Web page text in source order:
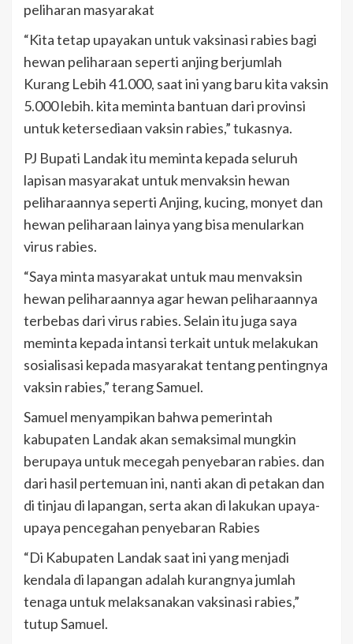
peliharan masyarakat
“Kita tetap upayakan untuk vaksinasi rabies bagi
hewan peliharaan seperti anjing berjumlah
Kurang Lebih 41.000, saat ini yang baru kita vaksin
5.000 lebih. kita meminta bantuan dari provinsi
untuk ketersediaan vaksin rabies,” tukasnya.
PJ Bupati Landak itu meminta kepada seluruh
lapisan masyarakat untuk menvaksin hewan
peliharaannya seperti Anjing, kucing, monyet dan
hewan peliharaan lainya yang bisa menularkan
virus rabies.
“Saya minta masyarakat untuk mau menvaksin
hewan peliharaannya agar hewan peliharaannya
terbebas dari virus rabies. Selain itu juga saya
meminta kepada intansi terkait untuk melakukan
sosialisasi kepada masyarakat tentang pentingnya
vaksin rabies,” terang Samuel.
Samuel menyampikan bahwa pemerintah
kabupaten Landak akan semaksimal mungkin
berupaya untuk mecegah penyebaran rabies. dan
dari hasil pertemuan ini, nanti akan di petakan dan
di tinjau di lapangan, serta akan di lakukan upaya-
upaya pencegahan penyebaran Rabies
“Di Kabupaten Landak saat ini yang menjadi
kendala di lapangan adalah kurangnya jumlah
tenaga untuk melaksanakan vaksinasi rabies,”
tutup Samuel.